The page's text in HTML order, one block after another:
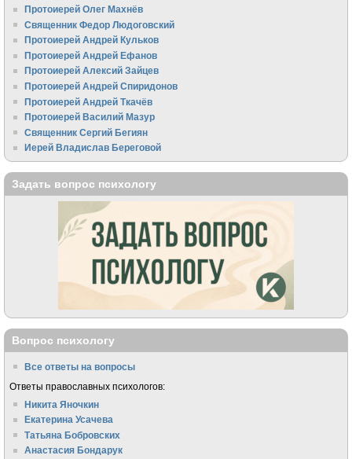
Протоиерей Олег Махнёв
Священник Федор Людоговский
Протоиерей Андрей Кульков
Протоиерей Андрей Ефанов
Протоиерей Алексий Зайцев
Протоиерей Андрей Спиридонов
Протоиерей Андрей Ткачёв
Протоиерей Василий Мазур
Священник Сергий Бегиян
Иерей Владислав Береговой
Задать вопрос психологу
Вопрос психологу
Все ответы на вопросы
Ответы православных психологов:
Никита Яночкин
Екатерина Усачева
Татьяна Бобровских
Анастасия Бондарук